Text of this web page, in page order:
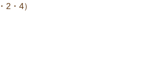
2・4）